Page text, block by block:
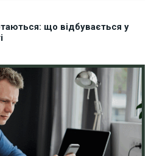
що відбувається у